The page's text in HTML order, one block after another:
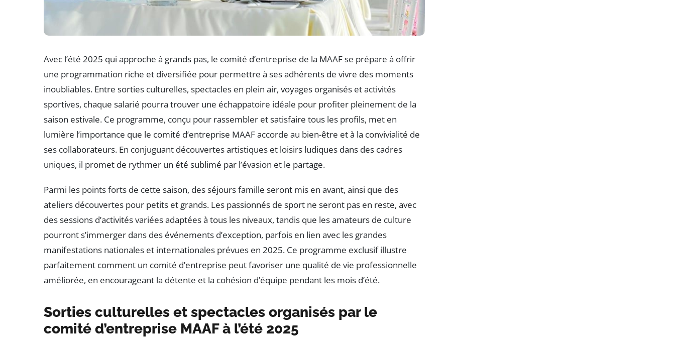
Avec l’été 2025 qui approche à grands pas, le comité d’entreprise de la MAAF se prépare à offrir
une programmation riche et diversifiée pour permettre à ses adhérents de vivre des moments
inoubliables. Entre sorties culturelles, spectacles en plein air, voyages organisés et activités
sportives, chaque salarié pourra trouver une échappatoire idéale pour profiter pleinement de la
saison estivale. Ce programme, conçu pour rassembler et satisfaire tous les profils, met en
lumière l’importance que le comité d’entreprise MAAF accorde au bien-être et à la convivialité de
ses collaborateurs. En conjuguant découvertes artistiques et loisirs ludiques dans des cadres
uniques, il promet de rythmer un été sublimé par l’évasion et le partage.
Parmi les points forts de cette saison, des séjours famille seront mis en avant, ainsi que des
ateliers découvertes pour petits et grands. Les passionnés de sport ne seront pas en reste, avec
des sessions d’activités variées adaptées à tous les niveaux, tandis que les amateurs de culture
pourront s’immerger dans des événements d’exception, parfois en lien avec les grandes
manifestations nationales et internationales prévues en 2025. Ce programme exclusif illustre
parfaitement comment un comité d’entreprise peut favoriser une qualité de vie professionnelle
améliorée, en encourageant la détente et la cohésion d’équipe pendant les mois d’été.
Sorties culturelles et spectacles organisés par le
comité d’entreprise MAAF à l’été 2025